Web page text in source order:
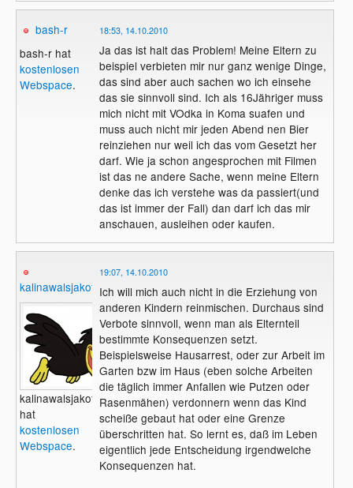
bash-r
bash-r hat
kostenlosen
Webspace.
18:53, 14.10.2010
Ja das ist halt das Problem! Meine Eltern zu
beispiel verbieten mir nur ganz wenige Dinge,
das sind aber auch sachen wo ich einsehe
das sie sinnvoll sind. Ich als 16Jähriger muss
mich nicht mit VOdka in Koma suafen und
muss auch nicht mir jeden Abend nen Bier
reinziehen nur weil ich das vom Gesetzt her
darf. Wie ja schon angesprochen mit Filmen
ist das ne andere Sache, wenn meine Eltern
denke das ich verstehe was da passiert(und
das ist immer der Fall) dan darf ich das mir
anschauen, ausleihen oder kaufen.
kalinawalsjakoff
kalinawalsjakoff
hat
kostenlosen
Webspace.
19:07, 14.10.2010
Ich will mich auch nicht in die Erziehung von
anderen Kindern reinmischen. Durchaus sind
Verbote sinnvoll, wenn man als Elternteil
bestimmte Konsequenzen setzt.
Beispielsweise Hausarrest, oder zur Arbeit im
Garten bzw im Haus (eben solche Arbeiten
die täglich immer Anfallen wie Putzen oder
Rasenmähen) verdonnern wenn das Kind
scheiße gebaut hat oder eine Grenze
überschritten hat. So lernt es, daß im Leben
eigentlich jede Entscheidung irgendwelche
Konsequenzen hat.